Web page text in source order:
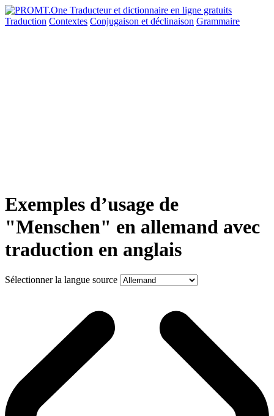
Traduction Contextes Conjugaison et déclinaison Grammaire
Exemples d’usage de
"Menschen" en allemand avec
traduction en anglais
Sélectionner la langue source